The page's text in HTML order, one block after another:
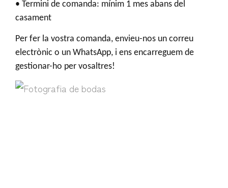
• Termini de comanda: mínim 1 mes abans del
casament
Per fer la vostra comanda, envieu-nos un correu
electrònic o un WhatsApp, i ens encarreguem de
gestionar-ho per vosaltres!